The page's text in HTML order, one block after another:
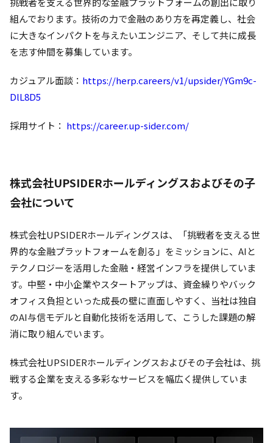
組んでおります。技術の力で金融のあり方を再定義し、社会
に大きなインパクトを与えたいエンジニア、そして共に成長
を志す仲間を募集しています。
カジュアル面談： https://herp.careers/v1/upsider/YGm9c-
DlL8D5
採用サイト： https://career.up-sider.com/
株式会社UPSIDERホールディングスおよびその子
会社について
株式会社UPSIDERホールディングスは、「挑戦者を支える世
界的な金融プラットフォームを創る」をミッションに、AIと
テクノロジーを活用した金融・経営インフラを提供していま
す。中堅・中小企業やスタートアップは、資金繰りやバック
オフィス負担といった成長の壁に直面しやすく、当社は独自
のAI与信モデルと自動化技術を活用して、こうした課題の解
消に取り組んでいます。
株式会社UPSIDERホールディングスおよびその子会社は、挑
戦する企業を支える多彩なサービスを幅広く提供していま
す。